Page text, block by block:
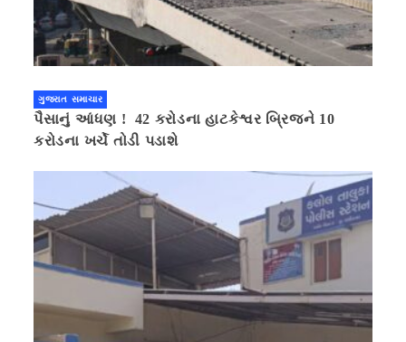
ગુજરાત સમાચાર
પૈસાનું આંધણ ! 42 કરોડના હાટકેશ્વર બ્રિજને 10
કરોડના ખર્ચે તોડી પડાશે